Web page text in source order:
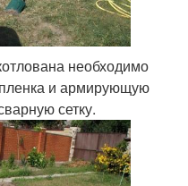
необходимо
и армирующую
сетку.